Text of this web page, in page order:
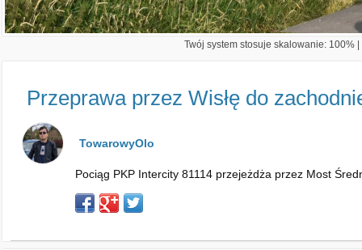
Twój system stosuje skalowanie: 100%
Przeprawa przez Wisłę do
TowarowyOlo
Pociąg PKP Intercity 81114 przejeżdża przez Most